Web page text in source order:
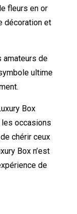
fleurs en or
décoration et
amateurs de
ultime
Box
occasions
chérir ceux
Box n’est
de